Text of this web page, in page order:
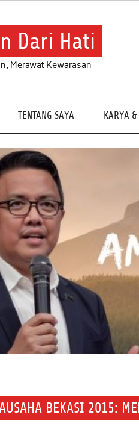
Dari Hati
Merawat Kewarasan
TENTANG SAYA KARYA
BEKASI 2015: